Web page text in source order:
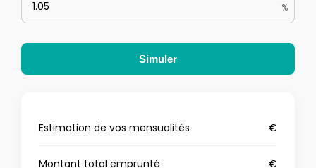
%
Simuler
Estimation de vos mensualités €
Montant total emprunté €